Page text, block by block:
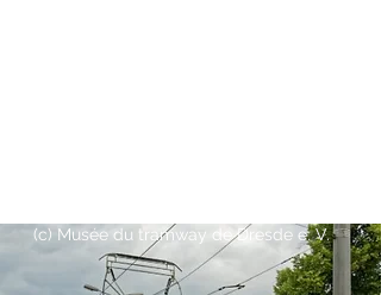
(c) Musée du tramway de Dresde e. V.